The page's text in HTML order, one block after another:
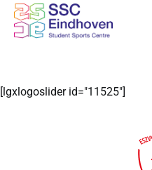
[lgxlogoslider id="11525"]